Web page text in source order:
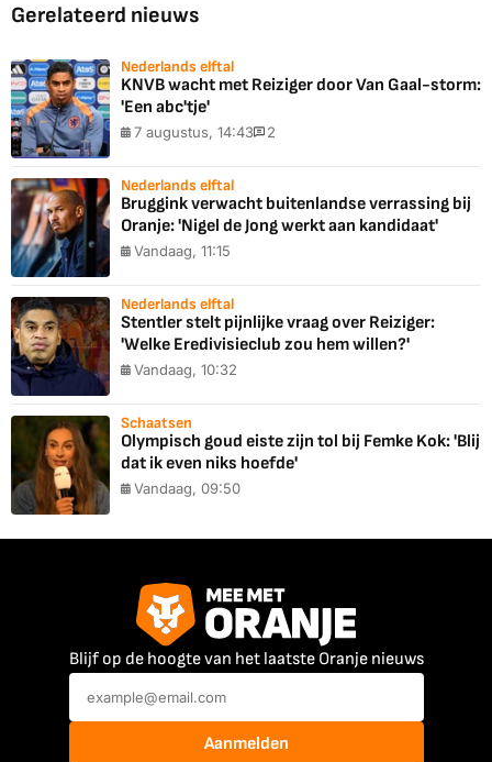
Gerelateerd nieuws
Nederlands elftal
KNVB wacht met Reiziger door Van Gaal-storm:
'Een abc'tje'
7 augustus, 14:43 2
Nederlands elftal
Bruggink verwacht buitenlandse verrassing bij
Oranje: 'Nigel de Jong werkt aan kandidaat'
Vandaag, 11:15
Nederlands elftal
Stentler stelt pijnlijke vraag over Reiziger:
'Welke Eredivisieclub zou hem willen?'
Vandaag, 10:32
Schaatsen
Olympisch goud eiste zijn tol bij Femke Kok: 'Blij
dat ik even niks hoefde'
Vandaag, 09:50
Blijf op de hoogte van het laatste Oranje nieuws
Aanmelden